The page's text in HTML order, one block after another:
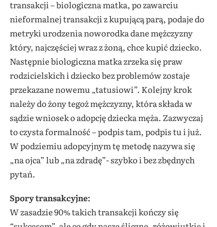
transakcji – biologiczna matka, po zawarciu
nieformalnej transakcji z kupującą parą, podaje do
metryki urodzenia noworodka dane mężczyzny
który, najczęściej wraz z żoną, chce kupić dziecko.
Następnie biologiczna matka zrzeka się praw
rodzicielskich i dziecko bez problemów zostaje
przekazane nowemu „tatusiowi”. Kolejny krok
należy do żony tegoż mężczyzny, która składa w
sądzie wniosek o adopcję dziecka męża. Zazwyczaj
to czysta formalność – podpis tam, podpis tu i już.
W podziemiu adopcyjnym tę metodę nazywa się
„na ojca” lub „na zdradę”- szybko i bez zbędnych
pytań.
Spory transakcyjne:
W zasadzie 90% takich transakcji kończy się